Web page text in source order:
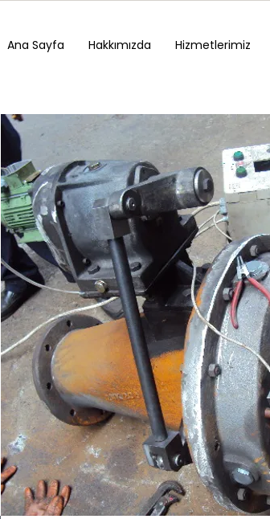
Ana Sayfa Hakkımızda Hizmetlerimiz